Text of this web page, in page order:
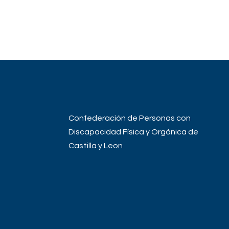
Confederación de Personas con
Discapacidad Física y Orgánica de
Castilla y Leon